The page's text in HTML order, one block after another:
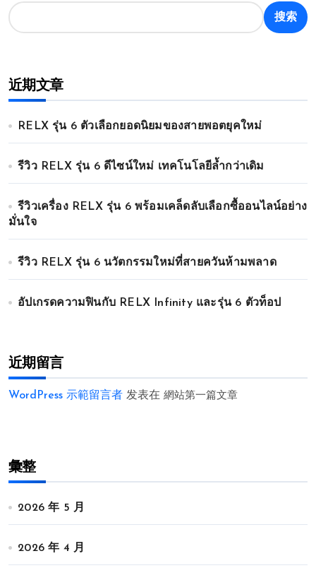
搜索
近期文章
RELX รุ่น 6 ตัวเลือกยอดนิยมของสายพอตยุคใหม่
รีวิว RELX รุ่น 6 ดีไซน์ใหม่ เทคโนโลยีล้ำกว่าเดิม
รีวิวเครื่อง RELX รุ่น 6 พร้อมเคล็ดลับเลือกซื้ออนไลน์อย่าง
มั่นใจ
รีวิว RELX รุ่น 6 นวัตกรรมใหม่ที่สายควันห้ามพลาด
อัปเกรดความฟินกับ RELX Infinity และรุ่น 6 ตัวท็อป
近期留言
WordPress 示範留言者 发表在 網站第一篇文章
彙整
2026 年 5 月
2026 年 4 月